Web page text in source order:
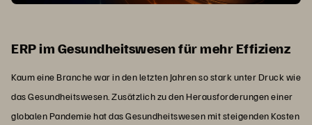
ERP im Gesundheitswesen für mehr Effizienz
Kaum eine Branche war in den letzten Jahren so stark unter Druck wie
das Gesundheitswesen. Zusätzlich zu den Herausforderungen einer
globalen Pandemie hat das Gesundheitswesen mit steigenden Kosten